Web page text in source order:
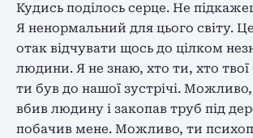
Кудись поділось серце. Не
Я ненормальний для цього світу.
отак відчувати щось до цілком
людини. Я не знаю, хто ти, хто
ти був до нашої зустрічі.
вбив людину і закопав труб під
побачив мене. Можливо, ти